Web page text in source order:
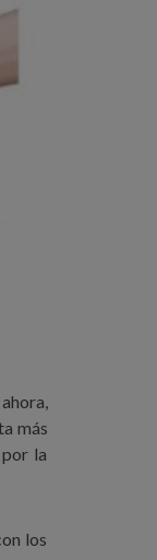
más
la
los